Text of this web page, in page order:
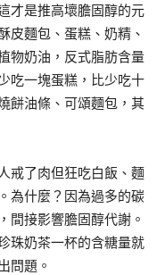
才是推高壞膽固醇的元
皮麵包、蛋糕、奶精、
物奶油，反式脂肪含量
吃一塊蛋糕，比少吃十
餅油條、可頌麵包，其
戒了肉但狂吃白飯、麵
為什麼？因為過多的碳
間接影響膽固醇代謝。
珠奶茶一杯的含糖量就
問題。